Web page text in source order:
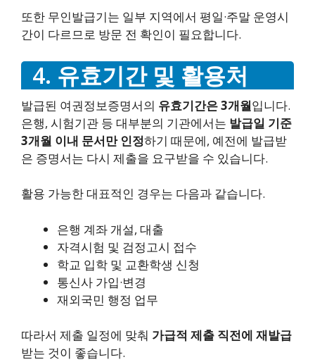
또한 무인발급기는 일부 지역에서 평일·주말 운영시
간이 다르므로 방문 전 확인이 필요합니다.
4. 유효기간 및 활용처
발급된 여권정보증명서의 유효기간은 3개월입니다.
은행, 시험기관 등 대부분의 기관에서는 발급일 기준
3개월 이내 문서만 인정하기 때문에, 예전에 발급받
은 증명서는 다시 제출을 요구받을 수 있습니다.
활용 가능한 대표적인 경우는 다음과 같습니다.
은행 계좌 개설, 대출
자격시험 및 검정고시 접수
학교 입학 및 교환학생 신청
통신사 가입·변경
재외국민 행정 업무
따라서 제출 일정에 맞춰 가급적 제출 직전에 재발급
받는 것이 좋습니다.